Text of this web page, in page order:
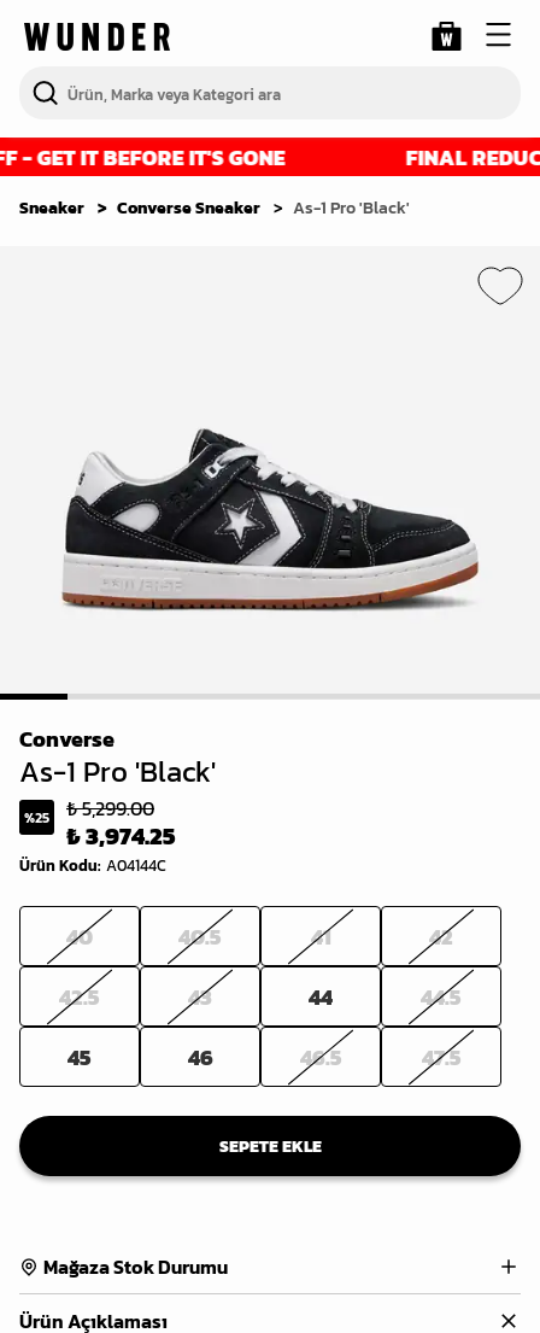
IT BEFORE IT'S GONE FINAL
Sneaker Converse Sneaker As-1 Pro 'Black'
1 2 3 4 5 6 7 8
Converse
As-1 Pro 'Black'
%25 ₺ 5,299.00
₺ 3,974.25
Ürün Kodu: A04144C
40 40.5 41
42
42.5
43 44
44.5
45
46 46.5 47.5
SEPETE EKLE
Mağaza Stok Durumu
Ürün Açıklaması